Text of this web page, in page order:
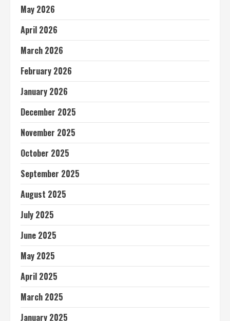
May 2026
April 2026
March 2026
February 2026
January 2026
December 2025
November 2025
October 2025
September 2025
August 2025
July 2025
June 2025
May 2025
April 2025
March 2025
January 2025